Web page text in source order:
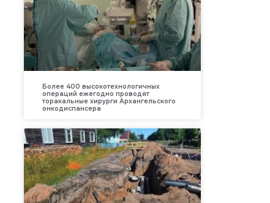
Более 400 высокотехнологичных
операций ежегодно проводят
торакальные хирурги Архангельского
онкодиспансера